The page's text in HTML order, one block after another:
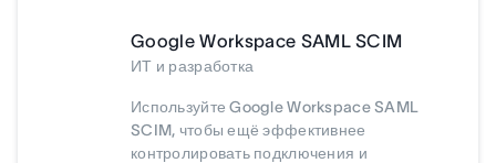
Google Workspace SAML SCIM
ИТ и разработка
Используйте Google Workspace SAML
SCIM, чтобы ещё эффективнее
контролировать подключения и